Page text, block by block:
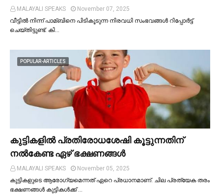
MALAYALI SPEAKS
November 07, 2025
വീട്ടില്‍ നിന്ന് പാമ്ബിനെ പിടികൂടുന്ന നിരവധി സംഭവങ്ങള്‍ റിപ്പോർട്ട്
ചെയ്തിട്ടുണ്ട്. കി…
POPULAR-ARTICLES
കുട്ടികളില്‍ പ്രതിരോധശേഷി കൂട്ടുന്നതിന്
നല്‍കേണ്ട ഏഴ് ഭക്ഷണങ്ങള്‍
MALAYALI SPEAKS
November 05, 2025
കുട്ടികളുടെ ആരോഗ്യമെന്നത് ഏറെ പ്രധാനമാണ്. ചില പ്രത്യേക തരം
ഭക്ഷണങ്ങള്‍ കുട്ടികള്‍ക്ക് …